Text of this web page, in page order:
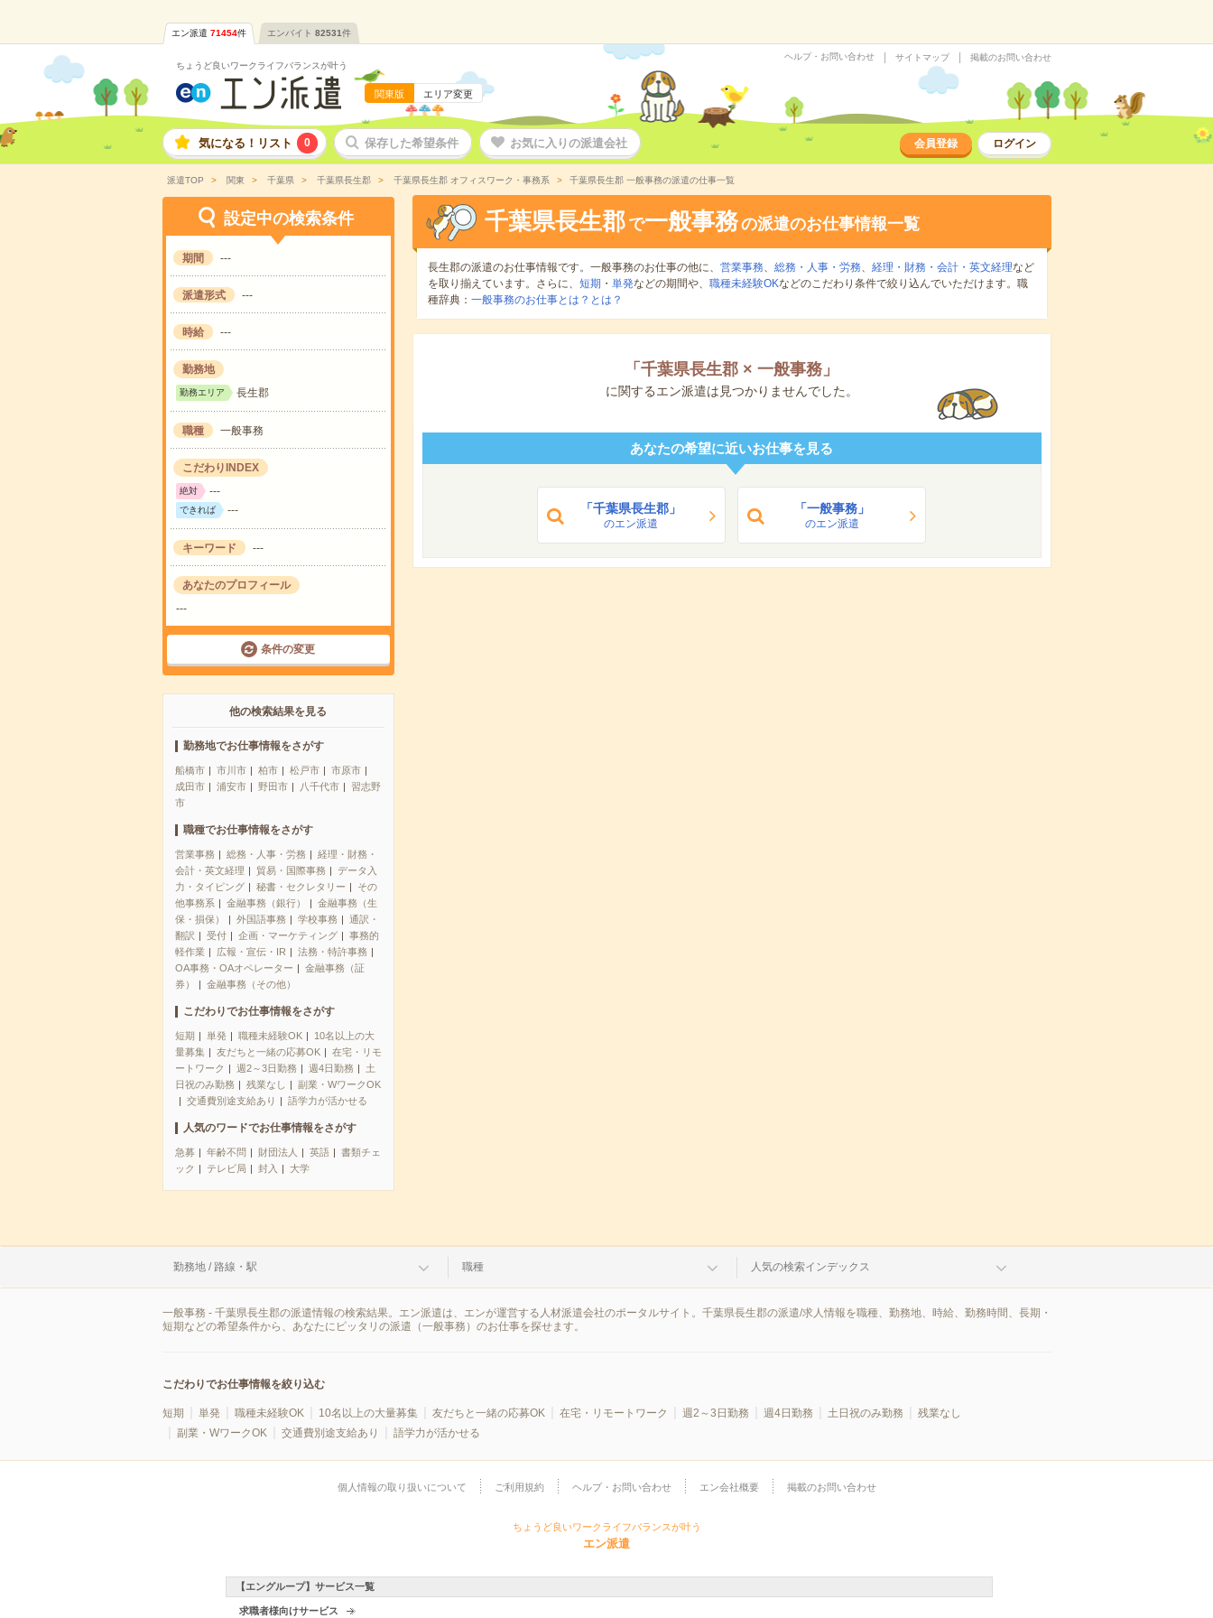
エン派遣 71454件 エンバイト 82531件
ちょうど良いワークライフバランスが叶う
関東版 エリア変更
ヘルプ・お問い合わせ サイトマップ 掲載のお問い合わせ
気になる！リスト 0 保存した希望条件 お気に入りの派遣会社 会員登録 ログイン
派遣TOP 関東 千葉県 千葉県長生郡 千葉県長生郡 オフィスワーク・事務系 千葉県長生郡 一般事務の派遣の仕事一覧
設定中の検索条件
期間 ---
派遣形式 ---
時給 ---
勤務地
勤務エリア 長生郡
職種 一般事務
こだわりINDEX
絶対 ---
できれば ---
キーワード ---
あなたのプロフィール
---
条件の変更
他の検索結果を見る
勤務地でお仕事情報をさがす
船橋市 市川市 柏市 松戸市
市原市
成田市
浦安市 野田市 八千代市
習志野
市
職種でお仕事情報をさがす
営業事務 総務・人事・労務
経理・財務・
会計・英文経理
貿易・国際事務
データ入
力・タイピング
秘書・セクレタリー
その
他事務系
金融事務（銀行）
金融事務（生
保・損保）
外国語事務 学校事務
通訳・
翻訳
受付 企画・マーケティング
事務的
軽作業
広報・宣伝・IR
法務・特許事務
OA事務・OAオペレーター
金融事務（証
券）
金融事務（その他）
こだわりでお仕事情報をさがす
短期 単発 職種未経験OK
10名以上の大
量募集
友だちと一緒の応募OK
在宅・リモ
ートワーク
週2～3日勤務 週4日勤務
土
日祝のみ勤務
残業なし
副業・WワークOK
交通費別途支給あり
語学力が活かせる
人気のワードでお仕事情報をさがす
急募 年齢不問 財団法人 英語
書類チェ
ック
テレビ局 封入 大学
千葉県長生郡 で一般事務の派遣のお仕事情報一覧
長生郡の派遣のお仕事情報です。一般事務のお仕事の他に、 営業事務、 総務・人事・労務、 経理・財務・会計・英文経理など
を取り揃えています。さらに、 短期 ・ 単発などの期間や、 職種未経験OKなどのこだわり条件で絞り込んでいただけます。職
種辞典： 一般事務のお仕事とは？とは？
「 千葉県長生郡 × 一般事務 」
に関するエン派遣は見つかりませんでした。
あなたの希望に近いお仕事を見る
「千葉県長生郡」
のエン派遣
「一般事務」
のエン派遣
勤務地 / 路線・駅 職種 人気の検索インデックス
一般事務 - 千葉県長生郡の派遣情報の検索結果。エン派遣は、エンが運営する人材派遣会社のポータルサイト。千葉県長生郡の派遣/求人情報を職種、勤務地、時給、勤務時間、長期・
短期などの希望条件から、あなたにピッタリの派遣（一般事務）のお仕事を探せます。
こだわりでお仕事情報を絞り込む
短期 単発 職種未経験OK 10名以上の大量募集 友だちと一緒の応募OK 在宅・リモートワーク 週2～3日勤務 週4日勤務 土日祝のみ勤務
残業なし
副業・WワークOK
交通費別途支給あり 語学力が活かせる
個人情報の取り扱いについて ご利用規約 ヘルプ・お問い合わせ エン会社概要 掲載のお問い合わせ
ちょうど良いワークライフバランスが叶う
エン派遣
【エングループ】サービス一覧
求職者様向けサービス